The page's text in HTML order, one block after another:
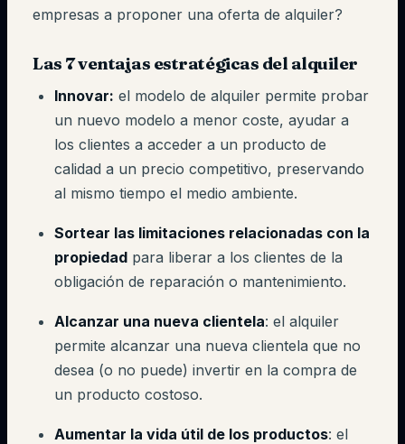
empresas a proponer una oferta de alquiler?
Las 7 ventajas estratégicas del alquiler
Innovar: el modelo de alquiler permite probar
un nuevo modelo a menor coste, ayudar a
los clientes a acceder a un producto de
calidad a un precio competitivo, preservando
al mismo tiempo el medio ambiente.
Sortear las limitaciones relacionadas con la
propiedad para liberar a los clientes de la
obligación de reparación o mantenimiento.
Alcanzar una nueva clientela: el alquiler
permite alcanzar una nueva clientela que no
desea (o no puede) invertir en la compra de
un producto costoso.
Aumentar la vida útil de los productos: el